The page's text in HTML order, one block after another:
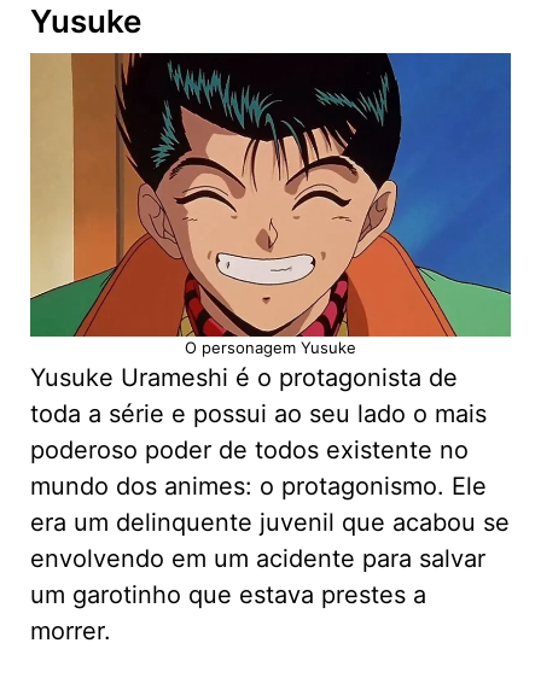
Yusuke
O personagem Yusuke
Yusuke Urameshi é o protagonista de
toda a série e possui ao seu lado o mais
poderoso poder de todos existente no
mundo dos animes: o protagonismo. Ele
era um delinquente juvenil que acabou se
envolvendo em um acidente para salvar
um garotinho que estava prestes a
morrer.